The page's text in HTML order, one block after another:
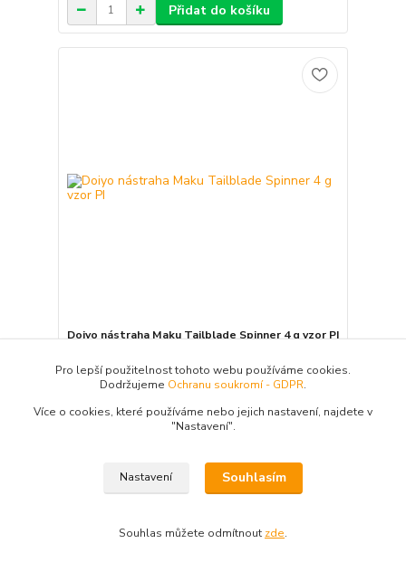
Přidat do košíku
Doiyo nástraha Maku Tailblade Spinner 4 g vzor PI
se s nimi velmi dobře nahazuje do velkých
vzdáleností. Doiyo Maku jsou vybaveny
např. pro peřeje. hmotnost 4 g
Přidat do košíku
strana z 1
Pro lepší použitelnost tohoto webu používáme cookies.
Dodržujeme Ochranu soukromí - GDPR.
Více o cookies, které používáme nebo jejich nastavení, najdete v
"Nastavení".
Nastavení Souhlasím
Souhlas můžete odmítnout zde.